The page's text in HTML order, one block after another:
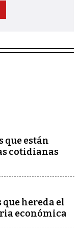
que están
cotidianas
que hereda el
económica